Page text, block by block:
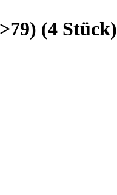
(4 Stück)